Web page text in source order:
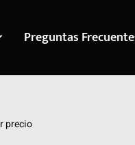
Preguntas
precio